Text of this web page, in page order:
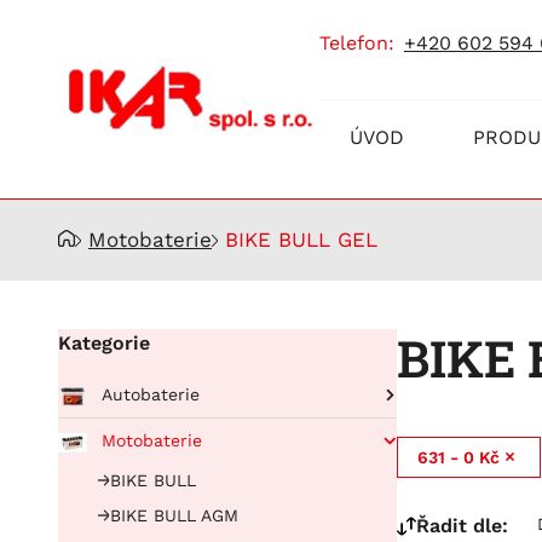
Prodej
akumulátorů
telefon: +420 602 594
ÚVOD
Motobaterie BIKE BULL GEL
Kategorie
Autobaterie
Pro osobní automobily
Running Bull Professional
Pro nákladní automobily
BUFFALO BULL EFB
Motobaterie
BIKE BULL
BIKE BULL AGM
BIKE
631 - 0 Kč
Řadit dle: